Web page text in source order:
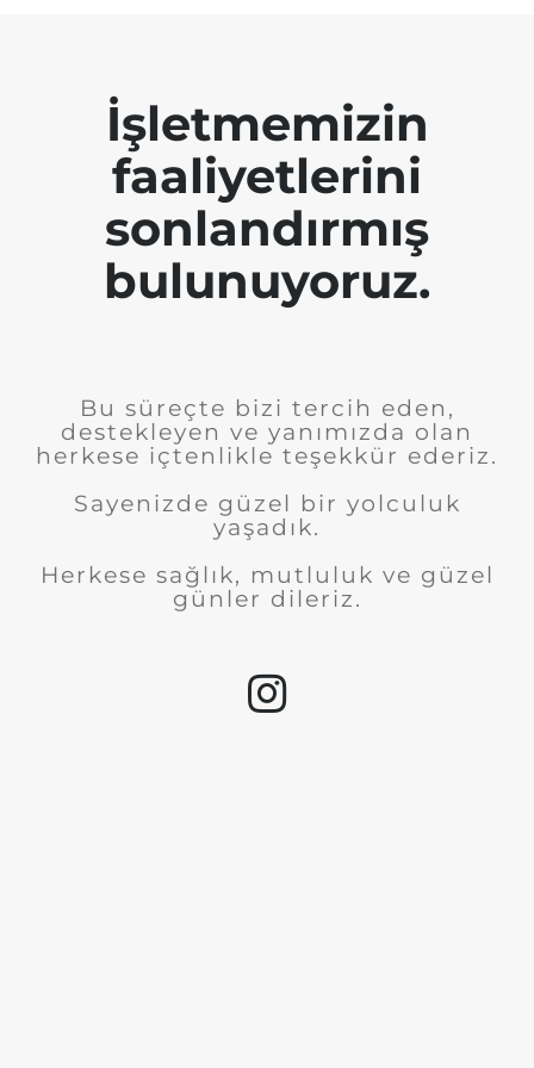
İşletmemizin
faaliyetlerini
sonlandırmış
bulunuyoruz.
Bu süreçte bizi tercih eden,
destekleyen ve yanımızda olan
herkese içtenlikle teşekkür ederiz.
Sayenizde güzel bir yolculuk
yaşadık.
Herkese sağlık, mutluluk ve güzel
günler dileriz.